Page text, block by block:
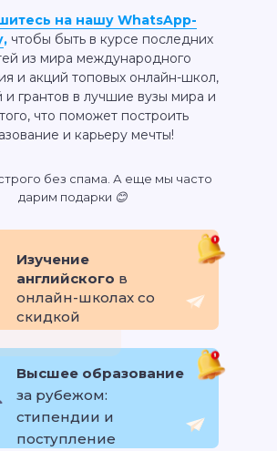
Изучение
английского в
онлайн-школах со
скидкой
на нашу WhatsApp-
, чтобы быть в курсе последних
из мира международного
и акций топовых онлайн-школ,
и грантов в лучшие вузы мира и
что поможет построить
и карьеру мечты!
строго без спама. А еще мы часто
дарим подарки 😊
Высшее образование
за рубежом:
стипендии и
поступление